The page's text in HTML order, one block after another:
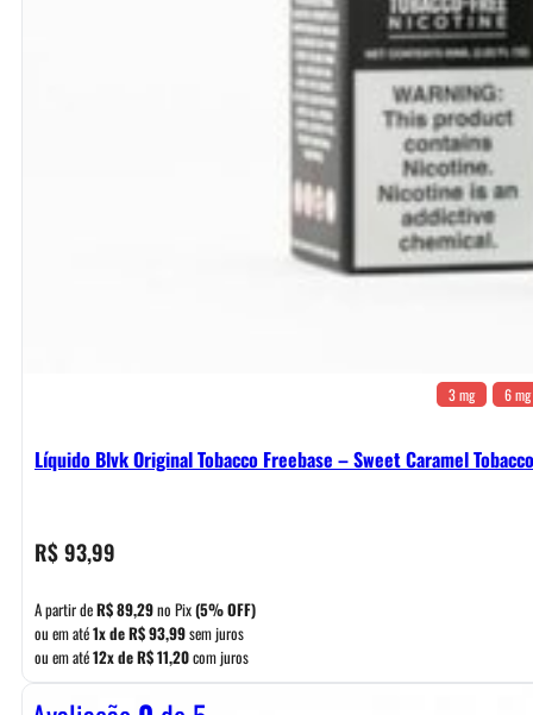
3 mg 6 mg
Líquido Blvk Original Tobacco Freebase – Sweet Caramel Tobacco
R$93,99
A partir deR$89,29no Pix(5% OFF)
ou em até1x deR$93,99sem juros
ou em até12x deR$11,20com juros